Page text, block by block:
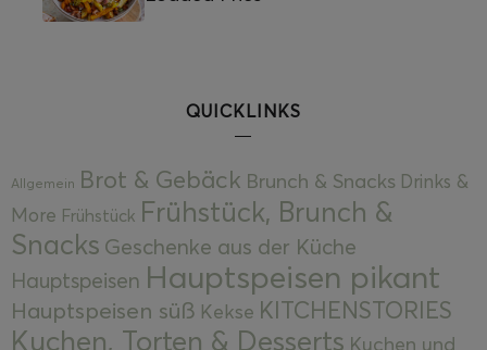
QUICKLINKS
Allgemein Brot & Gebäck Brunch & Snacks Drinks &
More Frühstück Frühstück, Brunch &
Snacks Geschenke aus der Küche
Hauptspeisen Hauptspeisen pikant
Hauptspeisen süß Kekse KITCHENSTORIES
Kuchen, Torten & Desserts Kuchen und